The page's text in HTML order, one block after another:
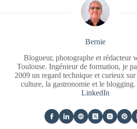
Bernie
Blogueur, photographe et rédacteur
Toulouse. Ingénieur de formation, je
2009 un regard technique et curieux
culture, la gastronomie et le blogging.
LinkedIn